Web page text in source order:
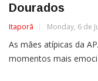
Dourados
Itaporã Monday, 6 de
As mães atípicas da
momentos mais